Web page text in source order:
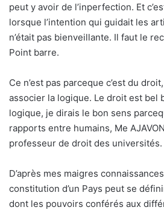
peut y avoir de l’inperfection. Et
lorsque l’intention qui guidait les
n’était pas bienveillante. Il faut le
Point barre.
Ce n’est pas parceque c’est du
associer la logique. Le droit est bel
logique, je dirais le bon sens
rapports entre humains, Me
professeur de droit des universités.
D’après mes maigres
constitution d’un Pays peut se
dont les pouvoirs conférés aux